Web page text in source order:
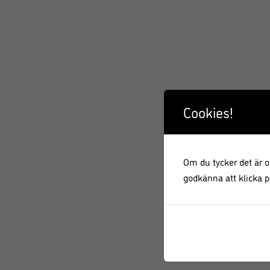
Cookies!
Om du tycker det är
godkänna att klicka